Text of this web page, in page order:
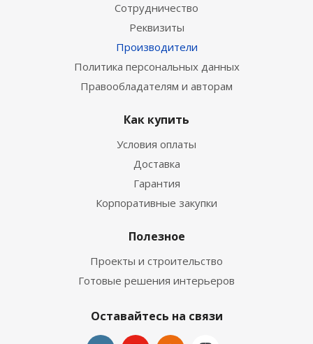
Сотрудничество
Реквизиты
Производители
Политика персональных данных
Правообладателям и авторам
Как купить
Условия оплаты
Доставка
Гарантия
Корпоративные закупки
Полезное
Проекты и строительство
Готовые решения интерьеров
Оставайтесь на связи